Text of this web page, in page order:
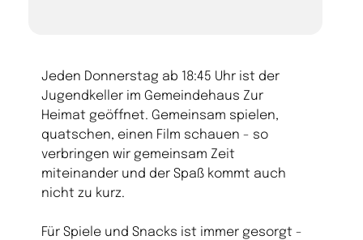
Jeden Donnerstag ab 18:45 Uhr ist der
Jugendkeller im Gemeindehaus Zur
Heimat geöffnet. Gemeinsam spielen,
quatschen, einen Film schauen - so
verbringen wir gemeinsam Zeit
miteinander und der Spaß kommt auch
nicht zu kurz.
Für Spiele und Snacks ist immer gesorgt -